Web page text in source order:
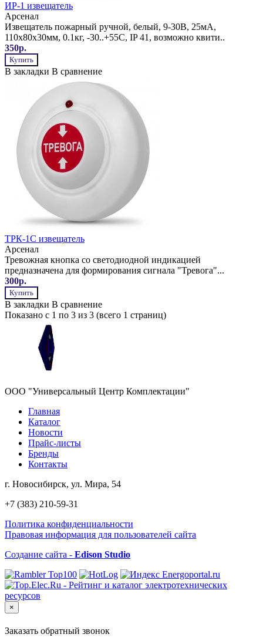
ИР-1 извещатель
Арсенал
Извещатель пожарный ручной, белый, 9-30В, 25мА,
110х80х30мм, 0.1кг, -30..+55С, IP 41, возможно квити..
350р.
Купить
В закладки В сравнение
ТРК-1С извещатель
Арсенал
Тревожная кнопка со светодиодной индикацией
предназначена для формирования сигнала "Тревога"...
300р.
Купить
В закладки В сравнение
Показано с 1 по 3 из 3 (всего 1 страниц)
ООО "Универсальный Центр Комплектации"
Главная
Каталог
Новости
Прайс-листы
Бренды
Контакты
г. Новосибирск, ул. Мира, 54
+7 (383) 210-59-31
Политика конфиденциальности
Правовая информация для пользователей сайта
Создание сайта - Edison Studio
×
Заказать обратный звонок